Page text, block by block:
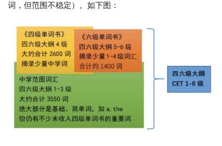
词，但范围不稳定）。如下图：